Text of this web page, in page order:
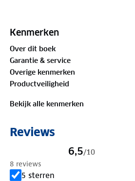
wegen in Nederland. Of je nu
moet. Geen stress, geen omwegen.
Kenmerken
Over dit boek
Garantie & service
Overige kenmerken
Productveiligheid
Bekijk alle kenmerken
Reviews
6,5/10
8 reviews
5 sterren